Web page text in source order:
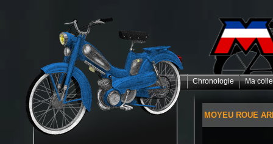
Chronologie Ma
MOYEU ROUE